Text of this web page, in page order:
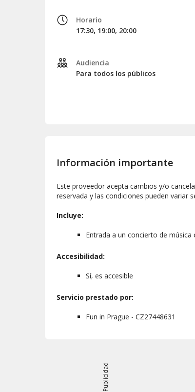
Horario
17:30, 19:00, 20:00
Audiencia
Para todos los públicos
Información importante
Este proveedor acepta cambios y/o
reservada y las condiciones pueden variar
Incluye:
Entrada a un concierto de música
Accesibilidad:
Sí, es accesible
Servicio prestado por:
Fun in Prague - CZ27448631
Publicidad